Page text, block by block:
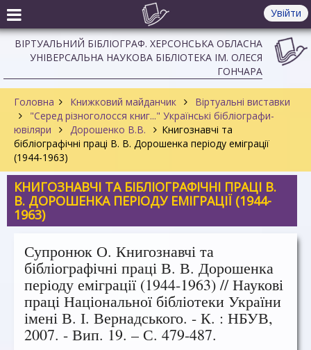
Увійти
ВІРТУАЛЬНИЙ БІБЛІОГРАФ. ХЕРСОНСЬКА ОБЛАСНА
УНІВЕРСАЛЬНА НАУКОВА БІБЛІОТЕКА ІМ. ОЛЕСЯ
ГОНЧАРА
Головна Книжковий майданчик
Віртуальні виставки
"Серед різноголосся книг..." Українські бібліографи-
ювіляри
Дорошенко В.В.
Книгознавчі та
бібліографічні праці В. В. Дорошенка періоду еміграції
(1944-1963)
КНИГОЗНАВЧІ ТА БІБЛІОГРАФІЧНІ ПРАЦІ В.
В. ДОРОШЕНКА ПЕРІОДУ ЕМІГРАЦІЇ (1944-
1963)
Супронюк О. Книгознавчі та
бібліографічні праці В. В. Дорошенка
періоду еміграції (1944-1963) // Наукові
праці Національної бібліотеки України
імені В. І. Вернадського. - К. : НБУВ,
2007. - Вип. 19. – С. 479-487.